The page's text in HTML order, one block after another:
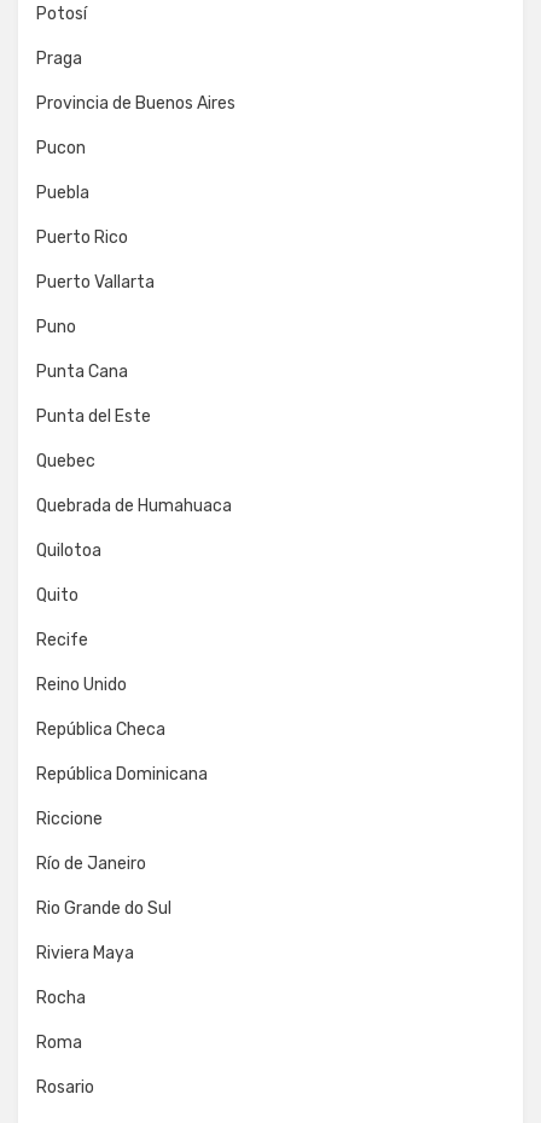
Potosí
Praga
Provincia de Buenos Aires
Pucon
Puebla
Puerto Rico
Puerto Vallarta
Puno
Punta Cana
Punta del Este
Quebec
Quebrada de Humahuaca
Quilotoa
Quito
Recife
Reino Unido
República Checa
República Dominicana
Riccione
Río de Janeiro
Rio Grande do Sul
Riviera Maya
Rocha
Roma
Rosario